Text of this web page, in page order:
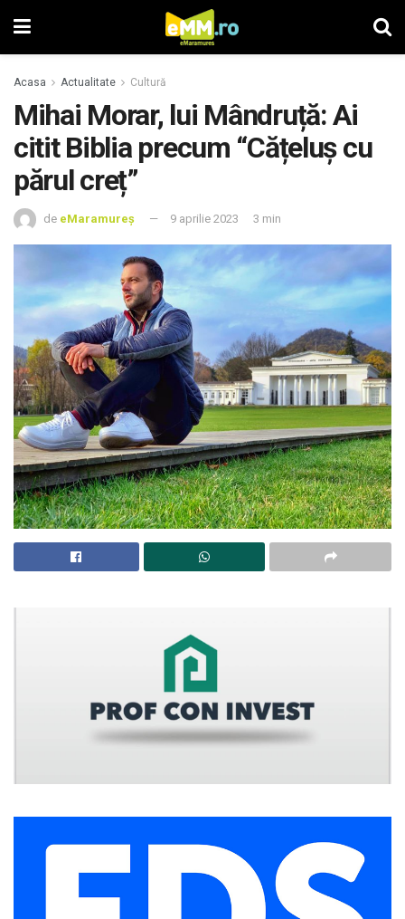
Acasa Actualitate Cultură
Mihai Morar, lui Mândruță: Ai
citit Biblia precum “Cățeluș cu
părul creț”
de eMaramureș 9 aprilie 2023 3 min